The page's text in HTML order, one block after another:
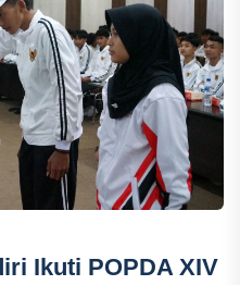
Ikuti POPDA XIV